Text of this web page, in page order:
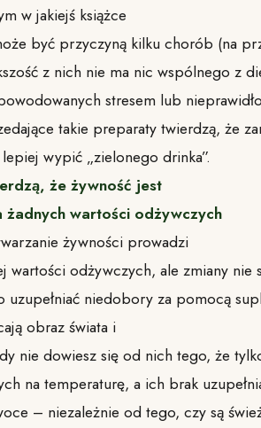
w jakiejś książce
być przyczyną kilku chorób (na
z nich nie ma nic wspólnego z
stresem lub
takie preparaty twierdzą, że
wypić „zielonego drinka”.
że żywność jest
żadnych wartości odżywczych
żywności prowadzi
wartości odżywczych, ale zmiany nie
uzupełniać niedobory za pomocą
obraz świata i
nie dowiesz się od nich tego, że
na temperaturę, a ich brak
– niezależnie od tego, czy są